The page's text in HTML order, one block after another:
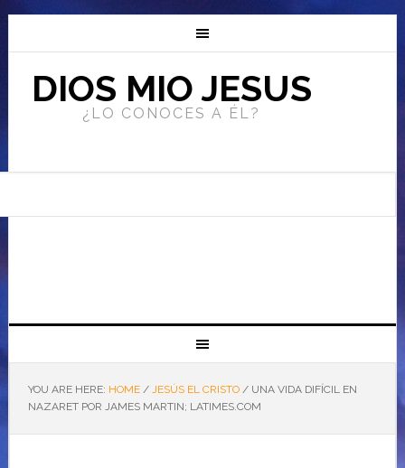
DIOS MIO JESUS
¿LO CONOCES A ÉL?
YOU ARE HERE: HOME / JESÚS EL CRISTO /UNA VIDA DIFÍCIL EN
NAZARET POR JAMES MARTIN; LATIMES.COM